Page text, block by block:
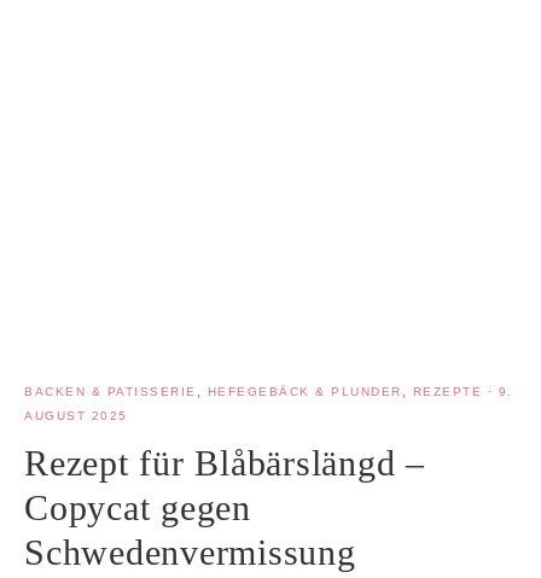
BACKEN & PATISSERIE HEFEGEBÄCK & PLUNDER REZEPTE · 9.
AUGUST 2025
Rezept für Blåbärslängd –
Copycat gegen
Schwedenvermissung